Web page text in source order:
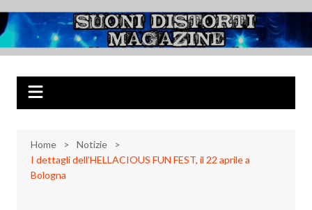
al
contenuto
Suoni Distorti
Magazine
Musica Rock, Metal, Punk e varie sonorità alternative
Home
Notizie
I dettagli dell’HELLACIOUS FUN FEST, il 22 aprile a
Bologna